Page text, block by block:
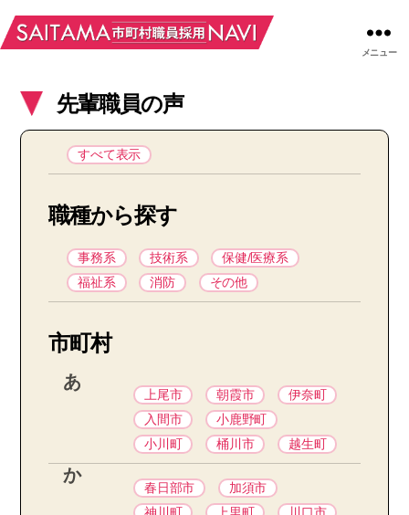
メニュー
先輩職員の声
すべて表示
職種から探す
事務系 技術系
保健/医療系
福祉系
消防 その他
市町村
あ
上尾市 朝霞市
伊奈町
入間市
小鹿野町
小川町
桶川市 越生町
か
春日部市
加須市